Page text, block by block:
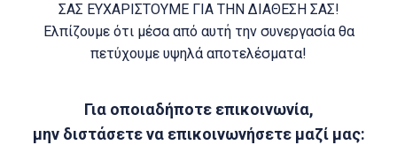
ΣΑΣ ΕΥΧΑΡΙΣΤΟΥΜΕ ΓΙΑ ΤΗΝ ΔΙΑΘΕΣΗ ΣΑΣ!
Ελπίζουμε ότι μέσα από αυτή την συνεργασία θα
πετύχουμε υψηλά αποτελέσματα!
Για οποιαδήποτε επικοινωνία,
μην διστάσετε να επικοινωνήσετε μαζί μας: